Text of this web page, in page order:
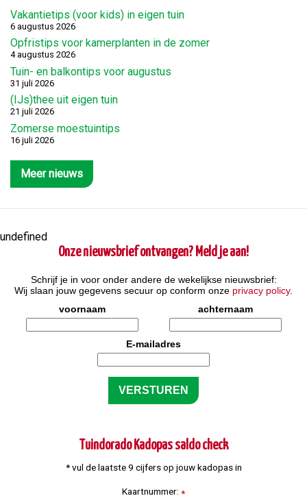
Vakantietips (voor kids) in eigen tuin
6 augustus 2026
Opfristips voor kamerplanten in de zomer
4 augustus 2026
Tuin- en balkontips voor augustus
31 juli 2026
(IJs)thee uit eigen tuin
21 juli 2026
Zomerse moestuintips
16 juli 2026
Meer nieuws
undefined
Onze nieuwsbrief ontvangen? Meld je aan!
Schrijf je in voor onder andere de wekelijkse nieuwsbrief:
Wij slaan jouw gegevens secuur op conform onze privacy policy.
voornaam
achternaam
E-mailadres
Tuindorado Kadopas saldo check
* vul de laatste 9 cijfers op jouw kadopas in
Kaartnummer: *